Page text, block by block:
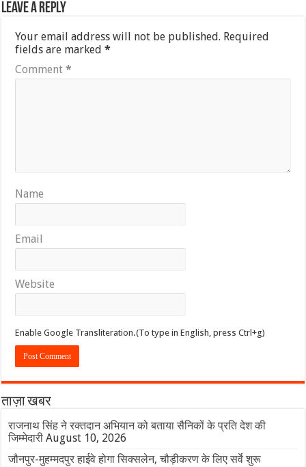
Leave a Reply
Your email address will not be published. Required
fields are marked*
Comment*
Name
Email
Website
Enable Google Transliteration.(To type in English, press Ctrl+g)
ताज़ा खबर
राजनाथ सिंह ने रक्तदान अभियान को बताया सैनिकों के प्रति देश की
जिम्मेदारी August 10, 2026
जौनपुर-मुहम्मदपुर हाईवे होगा सिक्सलेन, चौड़ीकरण के लिए सर्वे शुरू